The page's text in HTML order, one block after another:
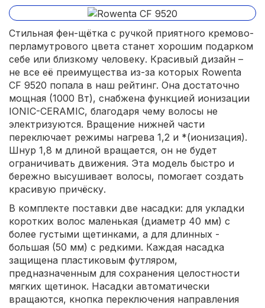
Стильная фен-щётка с ручкой приятного кремово-
перламутрового цвета станет хорошим подарком
себе или близкому человеку. Красивый дизайн –
не все её преимущества из-за которых Rowenta
CF 9520 попала в наш рейтинг. Она достаточно
мощная (1000 Вт), снабжена функцией ионизации
IONIC-CERAMIC, благодаря чему волосы не
электризуются. Вращение нижней части
переключает режимы нагрева 1,2 и *(ионизация).
Шнур 1,8 м длиной вращается, он не будет
ограничивать движения. Эта модель быстро и
бережно высушивает волосы, помогает создать
красивую причёску.
В комплекте поставки две насадки: для укладки
коротких волос маленькая (диаметр 40 мм) с
более густыми щетинками, а для длинных -
большая (50 мм) с редкими. Каждая насадка
защищена пластиковым футляром,
предназначенным для сохранения целостности
мягких щетинок. Насадки автоматически
вращаются, кнопка переключения направления